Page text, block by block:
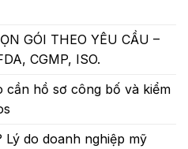
GÓI THEO YÊU CẦU –
CGMP, ISO.
cần hồ sơ công bố và kiểm
Lý do doanh nghiệp mỹ